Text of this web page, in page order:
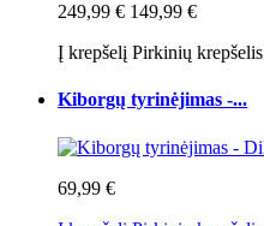
249,99 € 149,99 €
Į krepšelį Pirkinių krepšelis
Kiborgų tyrinėjimas -...
69,99 €